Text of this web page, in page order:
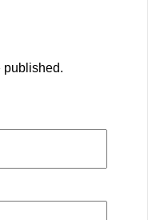
published.